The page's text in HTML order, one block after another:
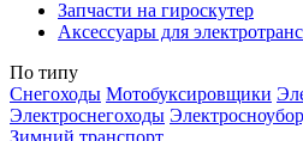
Запчасти на гироскутер
Аксессуары для
По типу
Снегоходы Мотобуксировщики
Электроснегоходы
Зимний транспорт